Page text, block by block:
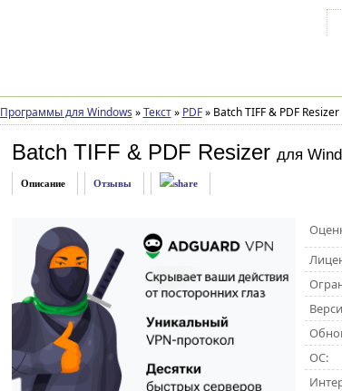
Программы для Windows » Текст » PDF »Batch TIFF & PDF Resizer
Batch TIFF & PDF Resizer для
Описание Отзывы
ОС: